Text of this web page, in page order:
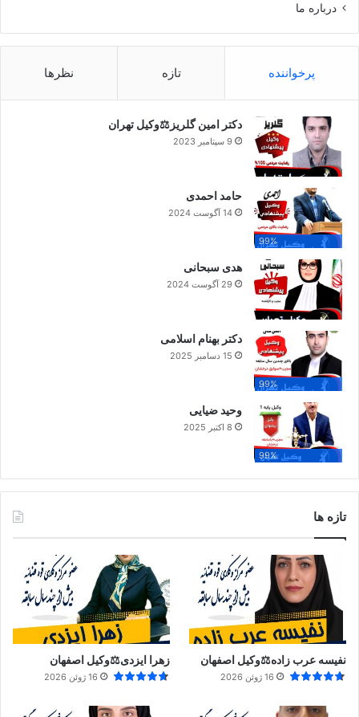
درباره ما
پرخواننده تازه نظرها
دکتر امین گلریز⚖️وکیل تهران
9 سپتامبر 2023
99%
حامد احمدی
14 آگوست 2024
هدی سبحانی
29 آگوست 2024
99%
دکتر بهنام اسلامی
15 دسامبر 2025
99%
وحید ضیایی
8 اکتبر 2025
تازه ها
نفیسه عرب زاده⚖️وکیل اصفهان
16 ژوئن 2026
زهرا ایزدی⚖️وکیل اصفهان
16 ژوئن 2026